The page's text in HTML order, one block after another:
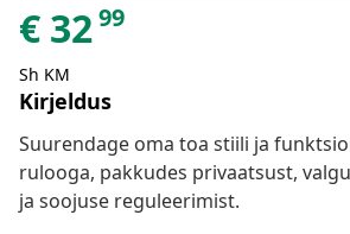
€ 3299
Sh KM
Kirjeldus
Suurendage oma toa stiili ja
rulooga, pakkudes privaatsust,
ja soojuse reguleerimist.